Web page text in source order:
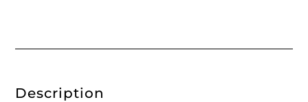
200
Description